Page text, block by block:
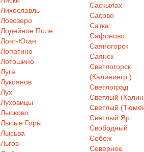
Лихославль
Ловозеро
Лодейное Поле
Лонг-Юган
Лопатино
Лотошино
Луга
Лукоянов
Лух
Луховицы
Лысково
Лысые Горы
Лысьва
Льгов
Саскылах
Сасово
Сатка
Сафоново
Саяногорск
Саянск
Светлогорск
(Калинингр.)
Светлоград
Светлый
Светлый
Светлый Яр
Свободный
Себеж
Северное